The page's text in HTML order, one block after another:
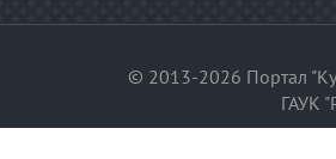
© 2013-2026 Портал
ГАУК